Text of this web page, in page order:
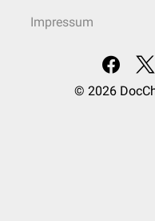
Impressum
© 2026